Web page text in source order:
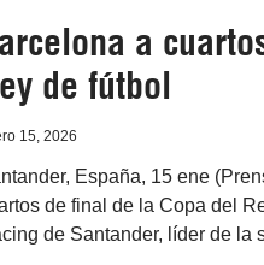
a
de fútbol
15, 2026
España, 15 ene
de final de la Copa del
de Santander, líder de la